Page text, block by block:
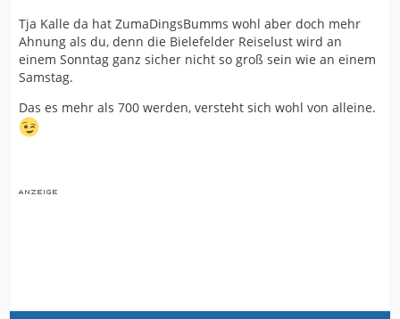
Tja Kalle da hat ZumaDingsBumms wohl aber doch mehr
Ahnung als du, denn die Bielefelder Reiselust wird an
einem Sonntag ganz sicher nicht so groß sein wie an einem
Samstag.
Das es mehr als 700 werden, versteht sich wohl von alleine.